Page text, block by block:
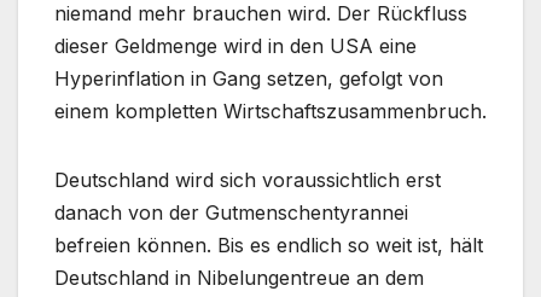
niemand mehr brauchen wird. Der Rückfluss
dieser Geldmenge wird in den USA eine
Hyperinflation in Gang setzen, gefolgt von
einem kompletten Wirtschaftszusammenbruch.
Deutschland wird sich voraussichtlich erst
danach von der Gutmenschentyrannei
befreien können. Bis es endlich so weit ist, hält
Deutschland in Nibelungentreue an dem